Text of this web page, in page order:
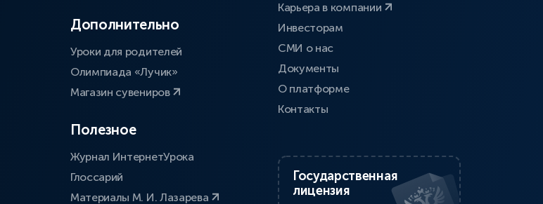
Дополнительно
Уроки для родителей
Олимпиада «Лучик»
Магазин сувениров
Полезное
Журнал ИнтернетУрока
Глоссарий
Материалы М. И. Лазарева
Карьера в компании
Инвесторам
СМИ о нас
Документы
О платформе
Контакты
Государственная
лицензия